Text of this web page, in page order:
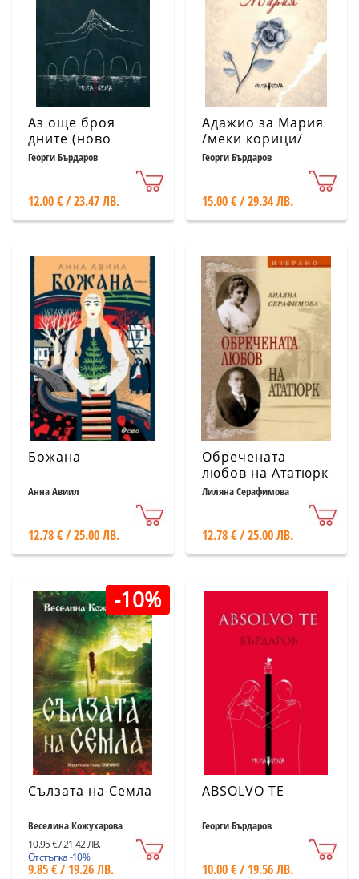
Аз още броя
дните (ново
допълнено
издание - твърда
Георги Бърдаров
12.00 € / 23.47 ЛВ.
Адажио за Мария
/меки корици/
Георги Бърдаров
15.00 € / 29.34 ЛВ.
Божана
Анна Авиил
12.78 € / 25.00 ЛВ.
Обречената
любов на Ататюрк
Лиляна Серафимова
12.78 € / 25.00 ЛВ.
-10%
Сълзата на Семла
Веселина Кожухарова
10.95 € / 21.42 ЛВ.
Отстъпка -10%
9.85 € / 19.26 ЛВ.
ABSOLVO TE
Георги Бърдаров
10.00 € / 19.56 ЛВ.